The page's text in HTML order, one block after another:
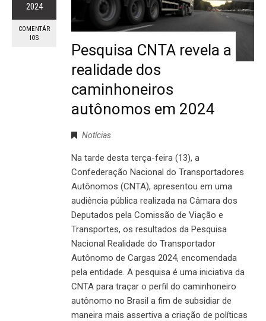
2024
COMENTÁR
IOS
Pesquisa CNTA revela a
realidade dos
caminhoneiros
autônomos em 2024
Notícias
Na tarde desta terça-feira (13), a
Confederação Nacional do Transportadores
Autônomos (CNTA), apresentou em uma
audiência pública realizada na Câmara dos
Deputados pela Comissão de Viação e
Transportes, os resultados da Pesquisa
Nacional Realidade do Transportador
Autônomo de Cargas 2024, encomendada
pela entidade. A pesquisa é uma iniciativa da
CNTA para traçar o perfil do caminhoneiro
autônomo no Brasil a fim de subsidiar de
maneira mais assertiva a criação de políticas